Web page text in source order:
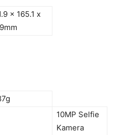
x 165.1 x
10MP Selfie
Kamera